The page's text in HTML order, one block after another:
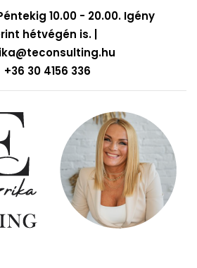
10.00 - 20.00. Igény
hétvégén is. |
+36 30 4156 336